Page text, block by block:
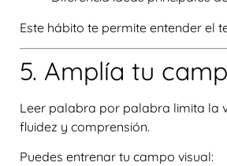
Este hábito te permite entender el
5. Amplía tu
Leer palabra por palabra limita la
fluidez y comprensión.
Puedes entrenar tu campo visual: